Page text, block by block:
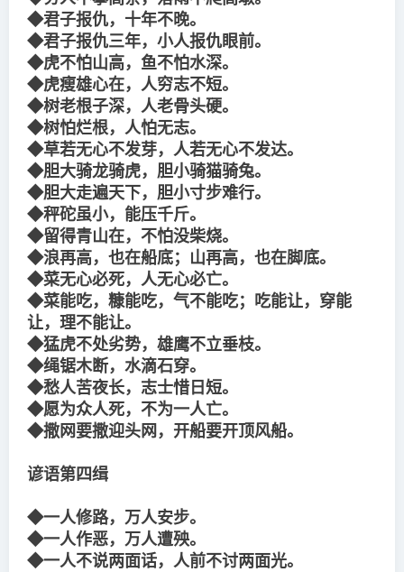
◆君子报仇，十年不晚。
◆君子报仇三年，小人报仇眼前。
◆虎不怕山高，鱼不怕水深。
◆虎瘦雄心在，人穷志不短。
◆树老根子深，人老骨头硬。
◆树怕烂根，人怕无志。
◆草若无心不发芽，人若无心不发达。
◆胆大骑龙骑虎，胆小骑猫骑兔。
◆胆大走遍天下，胆小寸步难行。
◆秤砣虽小，能压千斤。
◆留得青山在，不怕没柴烧。
◆浪再高，也在船底；山再高，也在脚底。
◆菜无心必死，人无心必亡。
◆菜能吃，糠能吃，气不能吃；吃能让，穿能
让，理不能让。
◆猛虎不处劣势，雄鹰不立垂枝。
◆绳锯木断，水滴石穿。
◆愁人苦夜长，志士惜日短。
◆愿为众人死，不为一人亡。
◆撒网要撒迎头网，开船要开顶风船。
谚语第四缉
◆一人修路，万人安步。
◆一人作恶，万人遭殃。
◆一人不说两面话，人前不讨两面光。